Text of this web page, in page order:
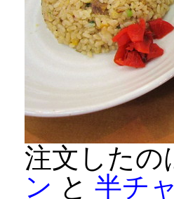
注文した
ン と 半チ